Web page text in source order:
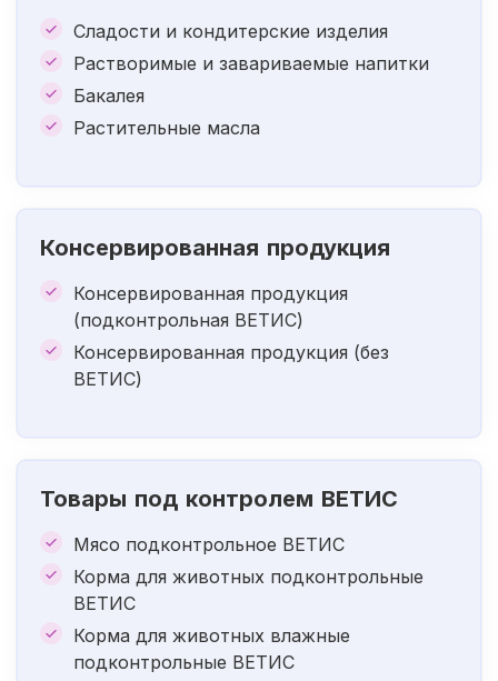
Сладости и кондитерские изделия
Растворимые и завариваемые напитки
Бакалея
Растительные масла
Консервированная продукция
Консервированная продукция
(подконтрольная ВЕТИС)
Консервированная продукция (без
ВЕТИС)
Товары под контролем ВЕТИС
Мясо подконтрольное ВЕТИС
Корма для животных подконтрольные
ВЕТИС
Корма для животных влажные
подконтрольные ВЕТИС